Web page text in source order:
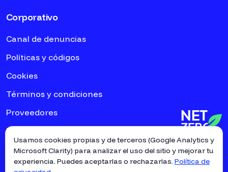
Corporativo
Canal de denuncias
Políticas y códigos
Cookies
Términos y condiciones
Proveedores
Empresas asociadas
Usamos cookies propias y de terceros (Google Analytics y
Microsoft Clarity) para analizar el uso del sitio y mejorar tu
experiencia. Puedes aceptarlas o rechazarlas. Política de